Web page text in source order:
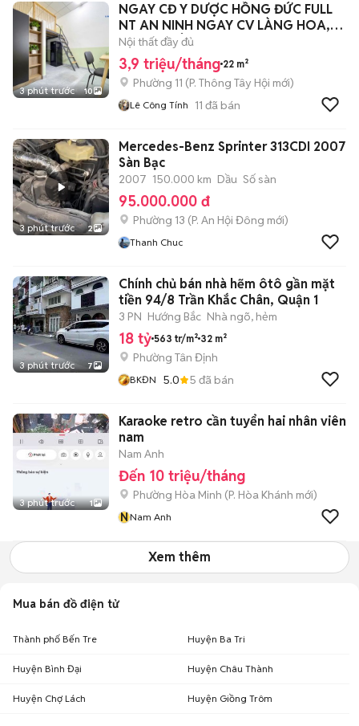
3 phút trước 10
NGAY CĐ Y DƯỢC HỒNG ĐỨC FULL
NT AN NINH NGAY CV LÀNG HOA,
CHỢ HT TÂY
Nội thất đầy đủ
3,9 triệu/tháng 22 m²
Phường 11 (P. Thông Tây Hội mới)
Lê Công Tính 11 đã bán
3 phút trước 2
Mercedes-Benz Sprinter 313CDI 2007
Sàn Bạc
2007 150.000 km Dầu Số sàn
95.000.000 đ
Phường 13 (P. An Hội Đông mới)
Thanh Chuc
3 phút trước 7
Chính chủ bán nhà hẽm ôtô gần mặt
tiền 94/8 Trần Khắc Chân, Quận 1
3 PN Hướng Bắc Nhà ngõ, hẻm
18 tỷ 563 tr/m² 32 m²
Phường Tân Định
BKĐN 5.0 5 đã bán
3 phút trước 1
Karaoke retro cần tuyển hai nhân viên
nam
Nam Anh
Đến 10 triệu/tháng
Phường Hòa Minh (P. Hòa Khánh mới)
NNam Anh
Xem thêm
Mua bán đồ điện tử
Thành phố Bến Tre Huyện Ba Tri
Huyện Bình Đại Huyện Châu Thành
Huyện Chợ Lách Huyện Giồng Trôm